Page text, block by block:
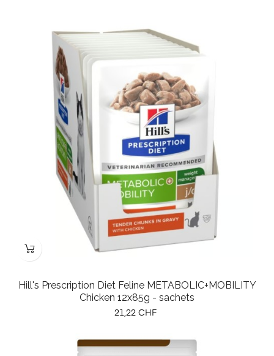
Hill's Prescription Diet Feline METABOLIC+MOBILITY
Chicken 12x85g - sachets
Prix
21,22 CHF